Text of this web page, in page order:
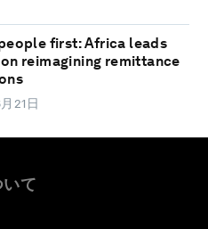
first: Africa leads
reimagining remittance
21日
て